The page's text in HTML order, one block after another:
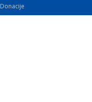
Donacije